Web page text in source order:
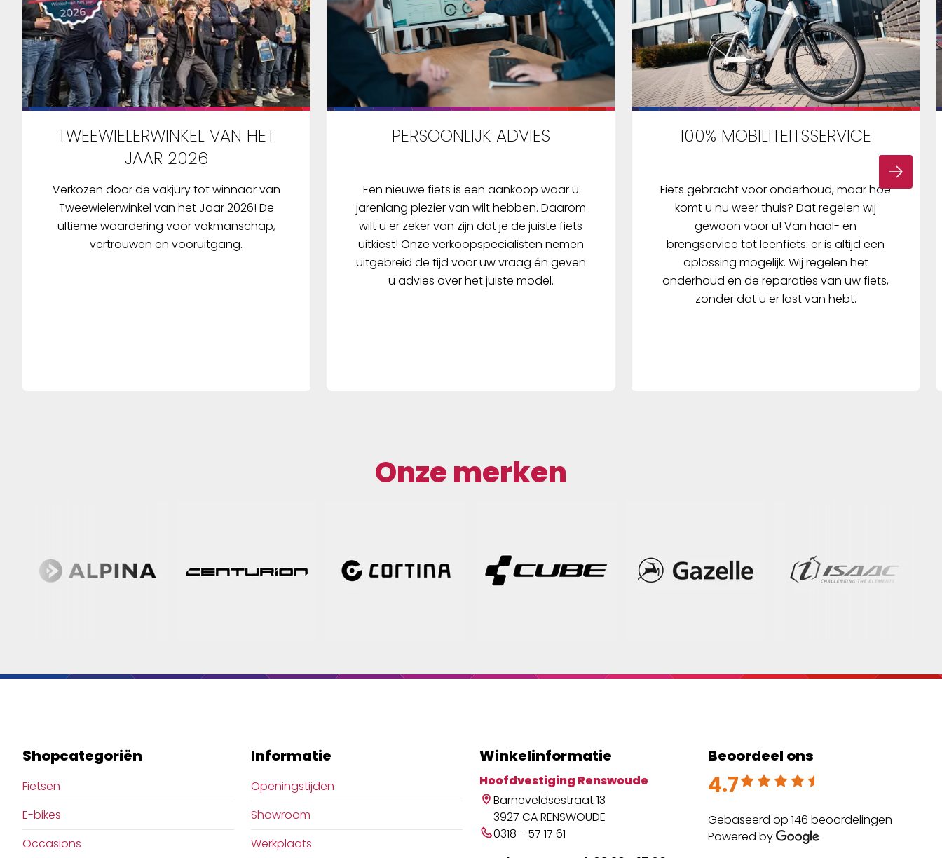
TWEEWIELERWINKEL VAN HET
JAAR 2026
Verkozen door de vakjury tot winnaar van
Tweewielerwinkel van het Jaar 2026! De
ultieme waardering voor vakmanschap,
vertrouwen en vooruitgang.
PERSOONLIJK ADVIES
Een nieuwe fiets is een aankoop waar u
jarenlang plezier van wilt hebben. Daarom
wilt u er zeker van zijn dat je de juiste fiets
uitkiest! Onze verkoopspecialisten nemen
uitgebreid de tijd voor uw vraag én geven
u advies over het juiste model.
100% MOBILITEITSSERVICE
Fiets gebracht voor onderhoud, maar hoe
komt u nu weer thuis? Dat regelen wij
gewoon voor u! Van haal- en
brengservice tot leenfiets: er is altijd een
oplossing mogelijk. Wij regelen het
onderhoud en de reparaties van uw fiets,
zonder dat u er last van hebt.
Onze merken
Shopcategoriën
Fietsen
E-bikes
Occasions
Informatie
Openingstijden
Showroom
Werkplaats
Winkelinformatie
Hoofdvestiging Renswoude
Barneveldsestraat 13
3927 CA RENSWOUDE
0318 - 57 17 61
Beoordeel ons
4.7
Beoordeeld met 4.7 uit 5
Gebaseerd op 146 beoordelingen
Powered by